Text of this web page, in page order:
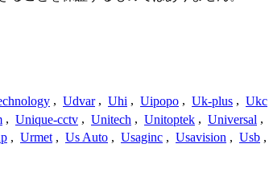
, Udvar , Uhi , Uipopo , Uk-plus , Ukc
, Unique-cctv , Unitech , Unitoptek , Universal ,
, Urmet , Us Auto , Usaginc , Usavision , Usb ,